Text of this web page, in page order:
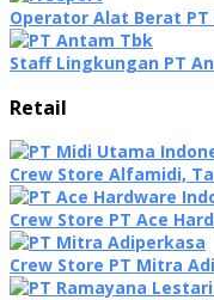
Operator Alat Berat
Staff Lingkungan PT
Retail
Crew Store Alfamidi,
Crew Store PT Ace
Crew Store PT Mitra